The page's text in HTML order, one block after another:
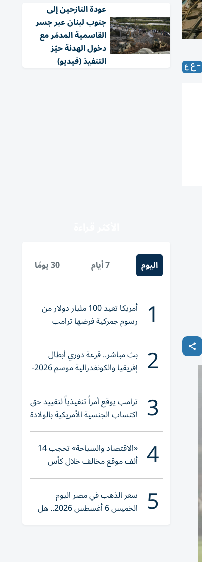
عودة النازحين إلى
جنوب لبنان عبر جسر
القاسمية المدمّر مع
دخول الهدنة حيّز
التنفيذ (فيديو)
اليوم 7 أيام 30 يومًا
1 أمريكا تعيد 100 مليار دولار من
رسوم جمركية فرضها ترامب
2 بث مباشر.. قرعة دوري أبطال
إفريقيا والكونفدرالية موسم 2026-
2027
3 ترامب يوقع أمراً تنفيذياً لتقييد حق
اكتساب الجنسية الأمريكية بالولادة
4 «الاقتصاد والسياحة» تحجب 14
ألف موقع مخالف خلال كأس
العالم 2026
5 سعر الذهب في مصر اليوم
الخميس 6 أغسطس 2026.. هل